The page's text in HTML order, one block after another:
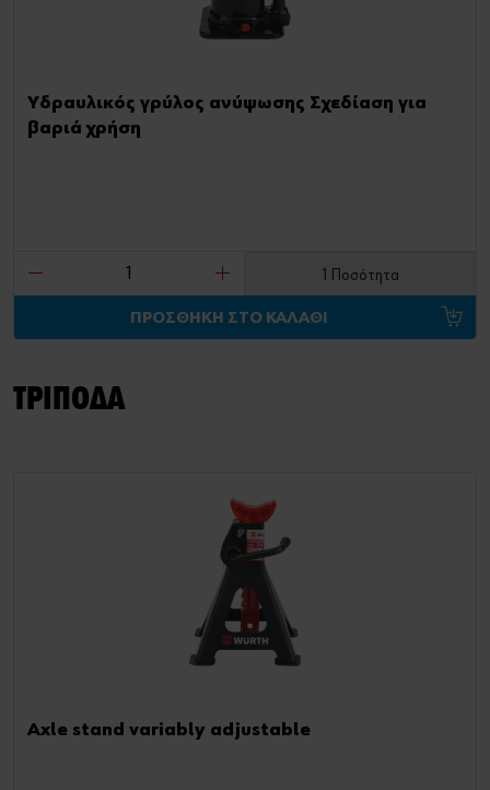
Υδραυλικός γρύλος ανύψωσης Σχεδίαση για
βαριά χρήση
1 Ποσότητα
ΠΡΟΣΘΗΚΗ ΣΤΟ ΚΑΛΑΘΙ
ΤΡΙΠΟΔΑ
Axle stand variably adjustable